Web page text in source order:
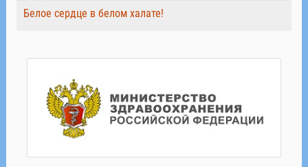
Белое сердце в белом халате!